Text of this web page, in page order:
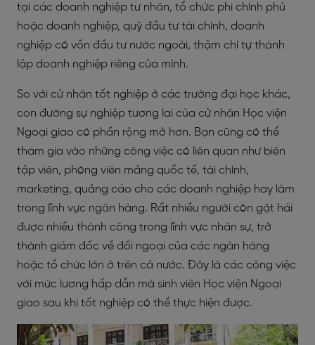
tại các doanh nghiệp tư nhân, tổ chức phi chính phủ
hoặc doanh nghiệp, quỹ đầu tư tài chính, doanh
nghiệp có vốn đầu tư nước ngoài, thậm chí tự thành
lập doanh nghiệp riêng của mình.
So với cử nhân tốt nghiệp ở các trường đại học khác,
con đường sự nghiệp tương lai của cử nhân Học viện
Ngoại giao có phần rộng mở hơn. Bạn cũng có thể
tham gia vào những công việc có liên quan như biên
tập viên, phóng viên mảng quốc tế, tài chính,
marketing, quảng cáo cho các doanh nghiệp hay làm
trong lĩnh vực ngân hàng. Rất nhiều người còn gặt hái
được nhiều thành công trong lĩnh vực nhân sự, trở
thành giám đốc về đối ngoại của các ngân hàng
hoặc tổ chức lớn ở trên cả nước. Đây là các công việc
với mức lương hấp dẫn mà sinh viên Học viện Ngoại
giao sau khi tốt nghiệp có thể thực hiện được.